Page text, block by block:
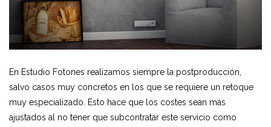
En Estudio Fotones realizamos siempre la postproducción,
salvo casos muy concretos en los que se requiere un retoque
muy especializado. Esto hace que los costes sean más
ajustados al no tener que subcontratar este servicio como